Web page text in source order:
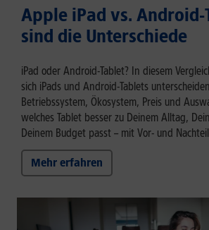
Apple iPad vs. Android-
sind die Unterschiede
iPad oder Android-Tablet? In diesem
sich iPads und Android-Tablets
Betriebssystem, Ökosystem, Preis und
welches Tablet besser zu Deinem Alltag,
Deinem Budget passt – mit Vor- und
Mehr erfahren